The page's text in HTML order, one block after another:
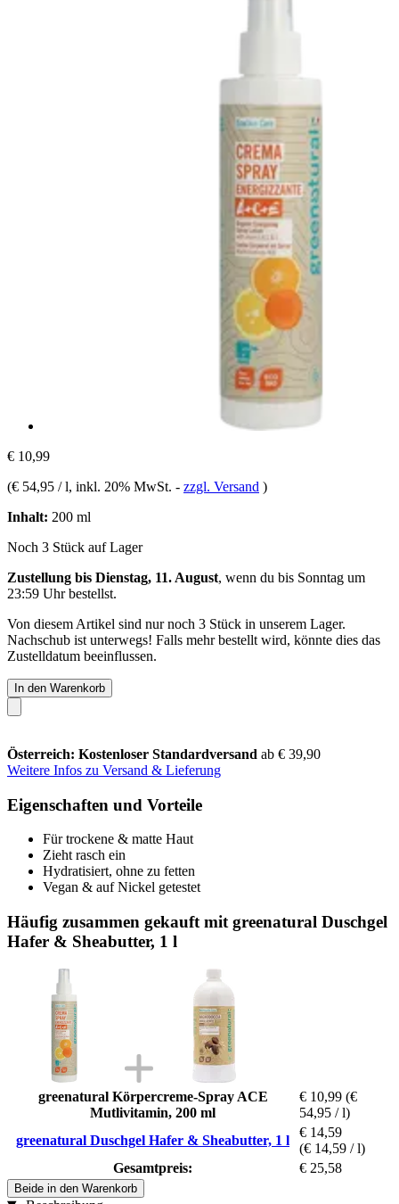
€ 10,99
(€ 54,95 / l, inkl. 20% MwSt. - zzgl. Versand )
Inhalt: 200 ml
Noch 3 Stück auf Lager
Zustellung bis Dienstag, 11. August, wenn du bis Sonntag um
23:59 Uhrbestellst.
Von diesem Artikel sind nur noch 3 Stück in unserem Lager.
Nachschub ist unterwegs! Falls mehr bestellt wird, könnte dies das
Zustelldatum beeinflussen.
In den Warenkorb
Österreich: Kostenloser Standardversand ab € 39,90
Weitere Infos zu Versand & Lieferung
Eigenschaften und Vorteile
Für trockene & matte Haut
Zieht rasch ein
Hydratisiert, ohne zu fetten
Vegan & auf Nickel getestet
Häufig zusammen gekauft mit greenatural Duschgel
Hafer & Sheabutter, 1 l
greenatural Körpercreme-Spray ACE
Mutlivitamin, 200 ml
€ 10,99 (€
54,95 / l)
greenatural Duschgel Hafer & Sheabutter, 1 l
€ 14,59
(€ 14,59 / l)
Gesamtpreis:
€ 25,58
Beide in den Warenkorb